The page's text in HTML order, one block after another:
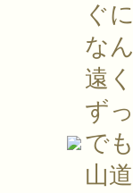
ぐ
な
遠
ず
で
山